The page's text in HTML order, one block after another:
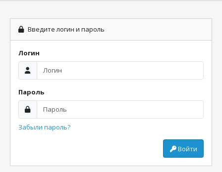
Введите логин и пароль
Логин
Пароль
Забыли пароль?
Войти